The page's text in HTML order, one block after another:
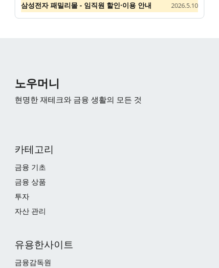
삼성전자 패밀리몰 - 임직원 할인·이용 안내 2026.5.10
노우머니
현명한 재테크와 금융 생활의 모든 것
카테고리
금융 기초
금융 상품
투자
자산 관리
유용한사이트
금융감독원